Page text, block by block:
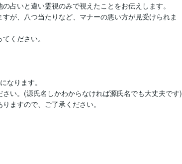
占いと違い霊視のみで視えたことをお伝えします。
が、八つ当たりなど、マナーの悪い方が見受けられま
ください。
なります。
い。(源氏名しかわからなければ源氏名でも大丈夫です)
ますので、ご了承ください。